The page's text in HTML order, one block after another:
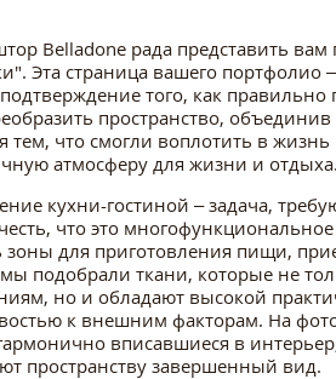
Belladone рада представить
Эта страница вашего портфолио
подтверждение того, как
пространство,
тем, что смогли воплотить в
атмосферу для жизни и отдыха.
кухни-гостиной – задача,
что это
зоны для приготовления пищи,
подобрали ткани, которые не
но и обладают высокой
к внешним факторам. На
вписавшиеся в
пространству завершенный вид.